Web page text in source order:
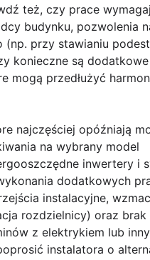
też, czy prace
budynku, pozwolenia
(np. przy stawianiu
konieczne są
mogą przedłużyć
najczęściej opóźniają
na wybrany model
inwertery i
dodatkowych
instalacyjne,
rozdzielnicy) oraz brak
z elektrykiem lub
instalatora o